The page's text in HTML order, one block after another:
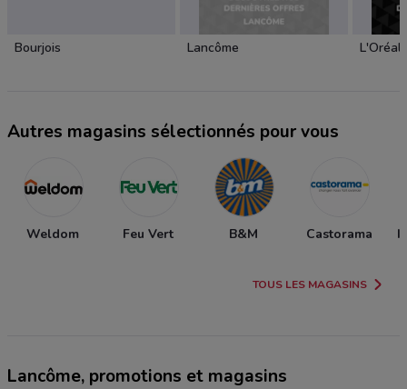
Bourjois Lancôme L'Oréal
Autres magasins sélectionnés pour vous
Weldom Feu Vert B&M Castorama
TOUS LES MAGASINS
Lancôme, promotions et magasins